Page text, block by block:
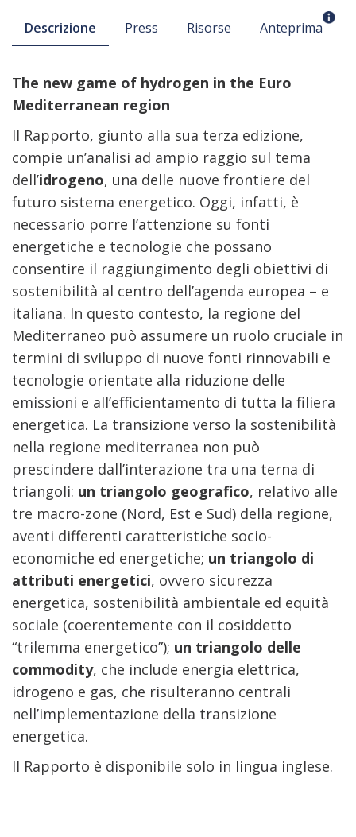
Descrizione Press Risorse Anteprima
The new game of hydrogen in the Euro
Mediterranean region
Il Rapporto, giunto alla sua terza edizione,
compie un’analisi ad ampio raggio sul tema
dell’idrogeno, una delle nuove frontiere del
futuro sistema energetico. Oggi, infatti, è
necessario porre l’attenzione su fonti
energetiche e tecnologie che possano
consentire il raggiungimento degli obiettivi di
sostenibilità al centro dell’agenda europea – e
italiana. In questo contesto, la regione del
Mediterraneo può assumere un ruolo cruciale in
termini di sviluppo di nuove fonti rinnovabili e
tecnologie orientate alla riduzione delle
emissioni e all’efficientamento di tutta la filiera
energetica. La transizione verso la sostenibilità
nella regione mediterranea non può
prescindere dall’interazione tra una terna di
triangoli: un triangolo geografico, relativo alle
tre macro-zone (Nord, Est e Sud) della regione,
aventi differenti caratteristiche socio-
economiche ed energetiche; un triangolo di
attributi energetici, ovvero sicurezza
energetica, sostenibilità ambientale ed equità
sociale (coerentemente con il cosiddetto
“trilemma energetico”); un triangolo delle
commodity, che include energia elettrica,
idrogeno e gas, che risulteranno centrali
nell’implementazione della transizione
energetica.
Il Rapporto è disponibile solo in lingua inglese.